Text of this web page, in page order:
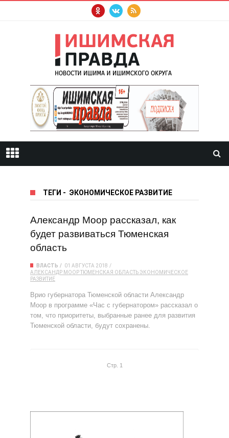
ТЕГИ - ЭКОНОМИЧЕСКОЕ РАЗВИТИЕ
Александр Моор рассказал, как
будет развиваться Тюменская
область
ВЛАСТЬ
01 АВГУСТА 2018
АЛЕКСАНДР МООРТЮМЕНСКАЯ ОБЛАСТЬЭКОНОМИЧЕСКОЕ
РАЗВИТИЕ
Врио губернатора Тюменской области Александр
Моор в программе «Час с губернатором» рассказал о
том, что приоритеты, выбранные ранее для развития
Тюменской области, будут сохранены.
Стр. 1